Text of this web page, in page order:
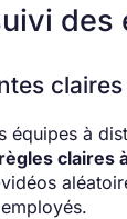
des
claires
équipes à
claires